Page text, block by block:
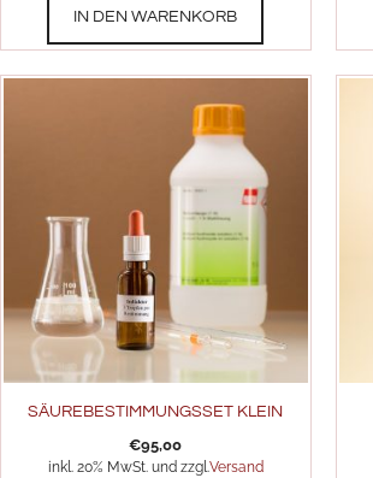
IN DEN WARENKORB
SÄUREBESTIMMUNGSSET KLEIN
€95,00
inkl. 20% MwSt. und zzgl.Versand